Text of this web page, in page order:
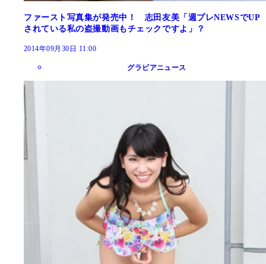
ファースト写真集が発売中！ 志田友美「週プレNEWSでUP
されている私の盗撮動画もチェックですよ」？
2014年09月30日 11:00
グラビアニュース